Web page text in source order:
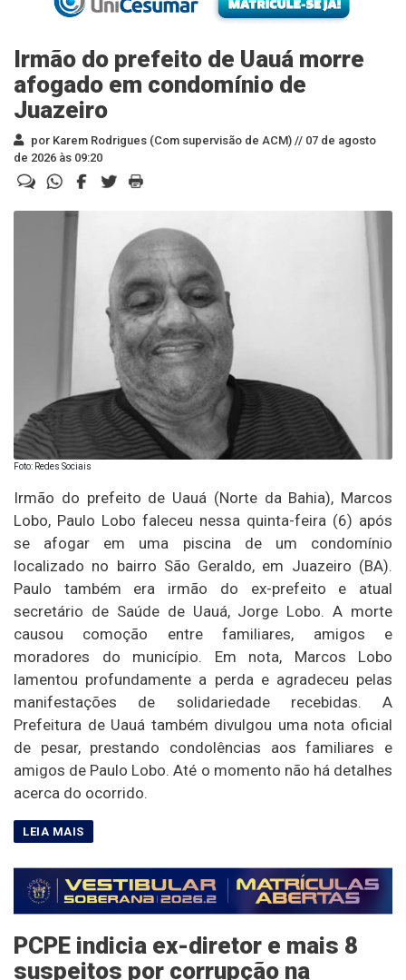
Irmão do prefeito de Uauá morre
afogado em condomínio de
Juazeiro
por Karem Rodrigues (Com supervisão de ACM) // 07 de agosto
de 2026 às 09:20
Foto: Redes Sociais
Irmão do prefeito de Uauá (Norte da Bahia), Marcos
Lobo, Paulo Lobo faleceu nessa quinta-feira (6) após
se afogar em uma piscina de um condomínio
localizado no bairro São Geraldo, em Juazeiro (BA).
Paulo também era irmão do ex-prefeito e atual
secretário de Saúde de Uauá, Jorge Lobo. A morte
causou comoção entre familiares, amigos e
moradores do município. Em nota, Marcos Lobo
lamentou profundamente a perda e agradeceu pelas
manifestações de solidariedade recebidas. A
Prefeitura de Uauá também divulgou uma nota oficial
de pesar, prestando condolências aos familiares e
amigos de Paulo Lobo. Até o momento não há detalhes
acerca do ocorrido.
PCPE indicia ex-diretor e mais 8
suspeitos por corrupção na